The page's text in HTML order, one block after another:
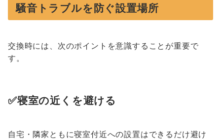
騒音トラブルを防ぐ設置場所
交換時には、次のポイントを意識することが重要で
す。
✅寝室の近くを避ける
自宅・隣家ともに寝室付近への設置はできるだけ避け